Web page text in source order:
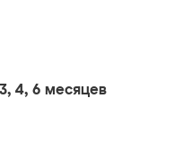
4, 6 месяцев